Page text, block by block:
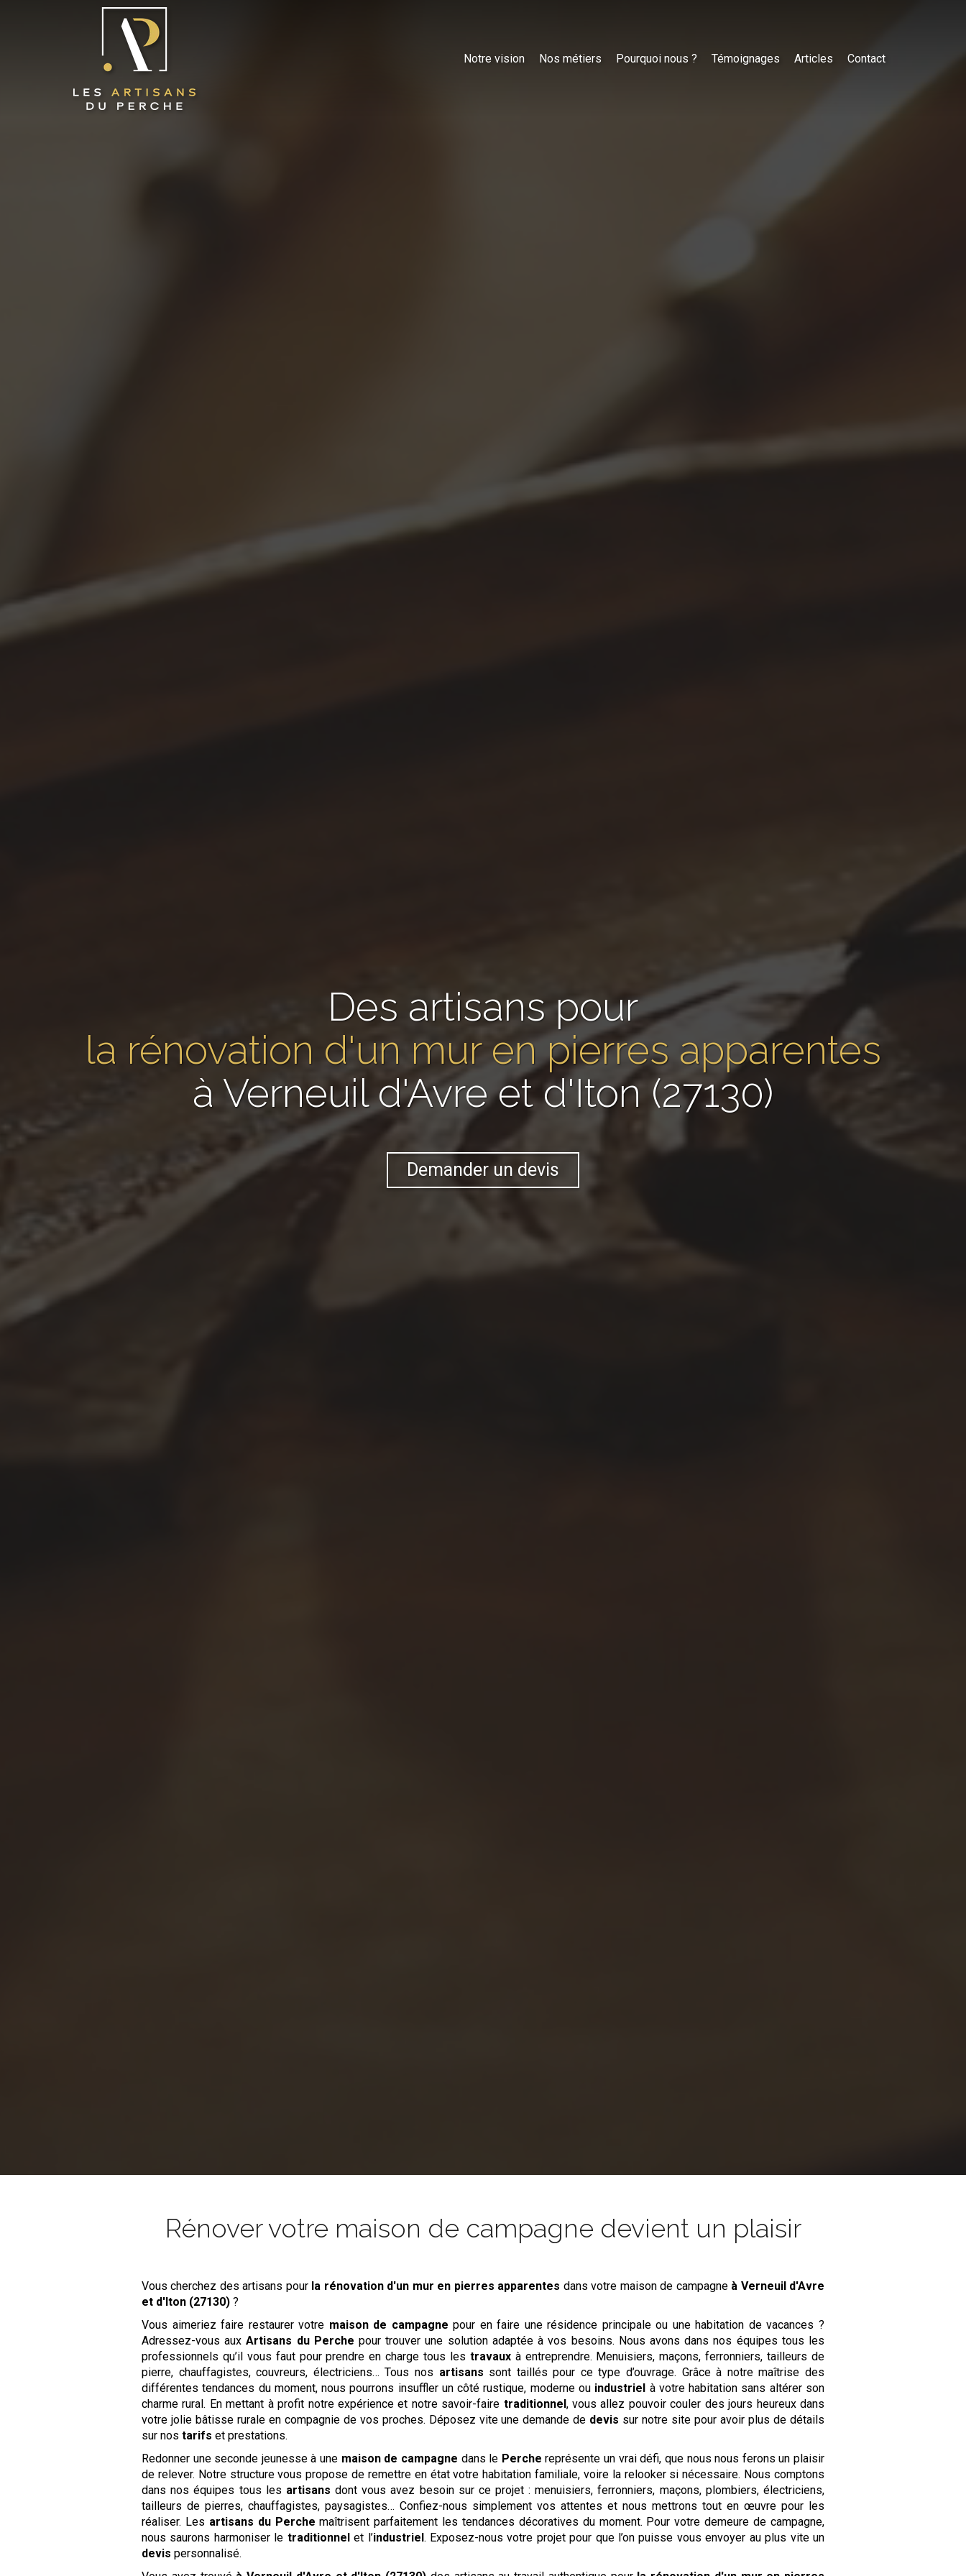
Notre vision Nos métiers Pourquoi nous ? Témoignages Articles Contact
Des artisans pour
la rénovation d'un mur en pierres apparentes
à Verneuil d'Avre et d'Iton (27130)
Demander un devis
Rénover votre maison de campagne devient un plaisir
Vous cherchez des artisans pour la rénovation d'un mur en pierres apparentes dans votre maison de campagne à Verneuil d'Avre
et d'Iton (27130) ?
Vous aimeriez faire restaurer votre maison de campagne pour en faire une résidence principale ou une habitation de vacances ?
Adressez-vous auxArtisans du Perche pour trouver une solution adaptée à vos besoins. Nous avons dans nos équipes tous les
professionnels qu’il vous faut pour prendre en charge tous les travauxà entreprendre. Menuisiers, maçons, ferronniers, tailleurs de
pierre, chauffagistes, couvreurs, électriciens… Tous nos artisans sont taillés pour ce type d’ouvrage. Grâce à notre maîtrise des
différentes tendances du moment, nous pourrons insuffler un côté rustique, moderne ou industriel à votre habitation sans altérer son
charme rural. En mettant à profit notre expérience et notre savoir-faire traditionnel, vous allez pouvoir couler des jours heureux dans
votre jolie bâtisse rurale en compagnie de vos proches. Déposez vite une demande de devis sur notre site pour avoir plus de détails
sur nostarifs et prestations.
Redonner une seconde jeunesse à une maison de campagne dans le Perche représente un vrai défi, que nous nous ferons un plaisir
de relever. Notre structure vous propose de remettre en état votre habitation familiale, voire la relooker si nécessaire. Nous comptons
dans nos équipes tous les artisans dont vous avez besoin sur ce projet : menuisiers, ferronniers, maçons, plombiers, électriciens,
tailleurs de pierres, chauffagistes, paysagistes… Confiez-nous simplement vos attentes et nous mettrons tout en œuvre pour les
réaliser. Les artisans du Perche maîtrisent parfaitement les tendances décoratives du moment. Pour votre demeure de campagne,
nous saurons harmoniser le traditionnelet l’industriel. Exposez-nous votre projet pour que l’on puisse vous envoyer au plus vite un
devis personnalisé.